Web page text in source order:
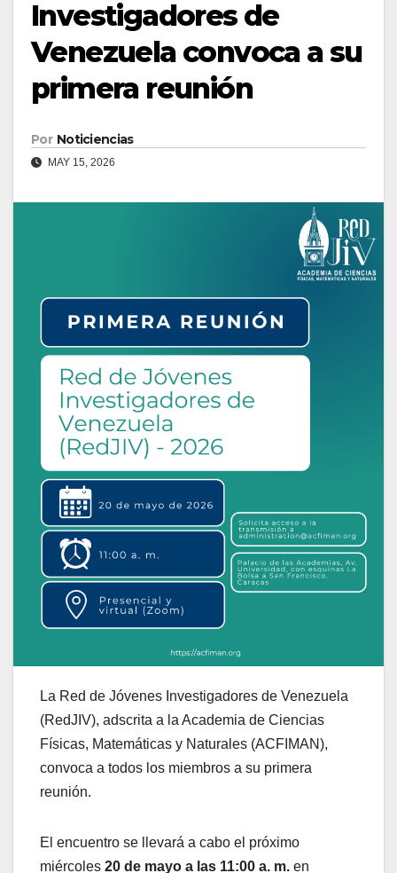
Investigadores de
Venezuela convoca a su
primera reunión
Por Noticiencias
MAY 15, 2026
La Red de Jóvenes Investigadores de Venezuela
(RedJIV), adscrita a la Academia de Ciencias
Físicas, Matemáticas y Naturales (ACFIMAN),
convoca a todos los miembros a su primera
reunión.
El encuentro se llevará a cabo el próximo
miércoles 20 de mayo a las 11:00 a. m. en